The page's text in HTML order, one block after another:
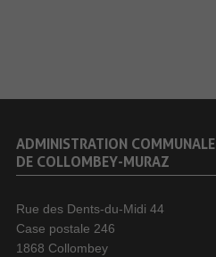
ADMINISTRATION COMMUNALE
DE COLLOMBEY-MURAZ
Rue des Dents-du-Midi 44
Case postale 246
1868 Collombey